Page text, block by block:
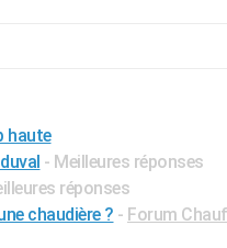
haute
- Meilleures réponses
réponses
chaudière ? - Forum